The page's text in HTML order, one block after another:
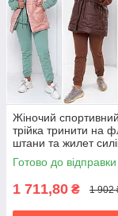
Жіночий
трійка тринити на
штани та жилет
напівбатал та батал
Готово до відправки
1 711,80 ₴ 1 902